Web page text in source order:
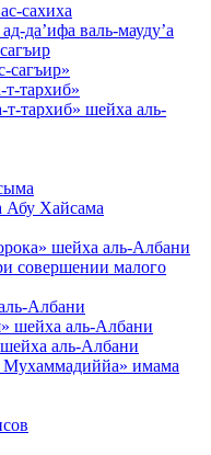
сахиха
да’ифа валь-мауду’а
сагъир»
тархиб»
т-тархиб» шейха аль-
Абу Хайсама
шейха аль-Албани
совершении малого
Албани
шейха аль-Албани
аль-Албани
имама